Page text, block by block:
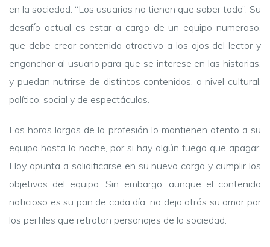
en la sociedad: “Los usuarios no tienen que saber todo”. Su
desafío actual es estar a cargo de un equipo numeroso,
que debe crear contenido atractivo a los ojos del lector y
enganchar al usuario para que se interese en las historias,
y puedan nutrirse de distintos contenidos, a nivel cultural,
político, social y de espectáculos.
Las horas largas de la profesión lo mantienen atento a su
equipo hasta la noche, por si hay algún fuego que apagar.
Hoy apunta a solidificarse en su nuevo cargo y cumplir los
objetivos del equipo. Sin embargo, aunque el contenido
noticioso es su pan de cada día, no deja atrás su amor por
los perfiles que retratan personajes de la sociedad.